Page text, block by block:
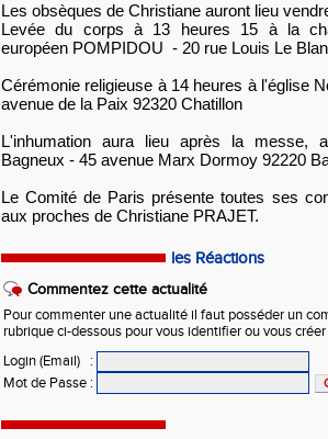
Les obsèques de Christiane auront lieu
Levée du corps à 13 heures 15 à la
européen POMPIDOU - 20 rue Louis Le
Cérémonie religieuse à 14 heures à l'église
avenue de la Paix 92320 Chatillon
L'inhumation aura lieu après la messe,
Bagneux - 45 avenue Marx Dormoy 92220
Le Comité de Paris présente toutes ses
aux proches de Christiane PRAJET.
les Réactions
Commentez cette actualité
Pour commenter une actualité il faut posséder un
rubrique ci-dessous pour vous identifier ou vous
Login (Email)
:
Mot de Passe :